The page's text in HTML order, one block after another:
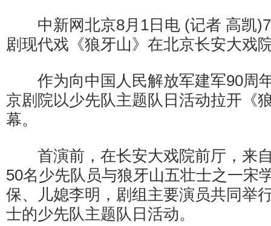
中新网北京8月1日电 (记者 高凯)7
剧现代戏《狼牙山》在北京长安大戏
作为向中国人民解放军建军90周
京剧院以少先队主题队日活动拉开《
幕。
首演前，在长安大戏院前厅，来
50名少先队员与狼牙山五壮士之一宋
保、儿媳李明，剧组主要演员共同举
士的少先队主题队日活动。